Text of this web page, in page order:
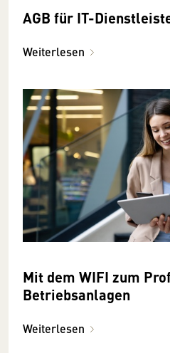
AGB für IT-
Weiterlesen
Mit dem WIFI zum
Betriebsanlagen
Weiterlesen